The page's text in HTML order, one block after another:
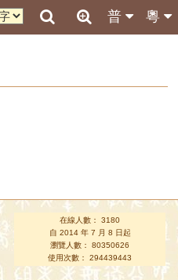
粵
普
在線人數： 3180
自 2014 年 7 月 8 日起
瀏覽人數： 80350626
使用次數： 294439443